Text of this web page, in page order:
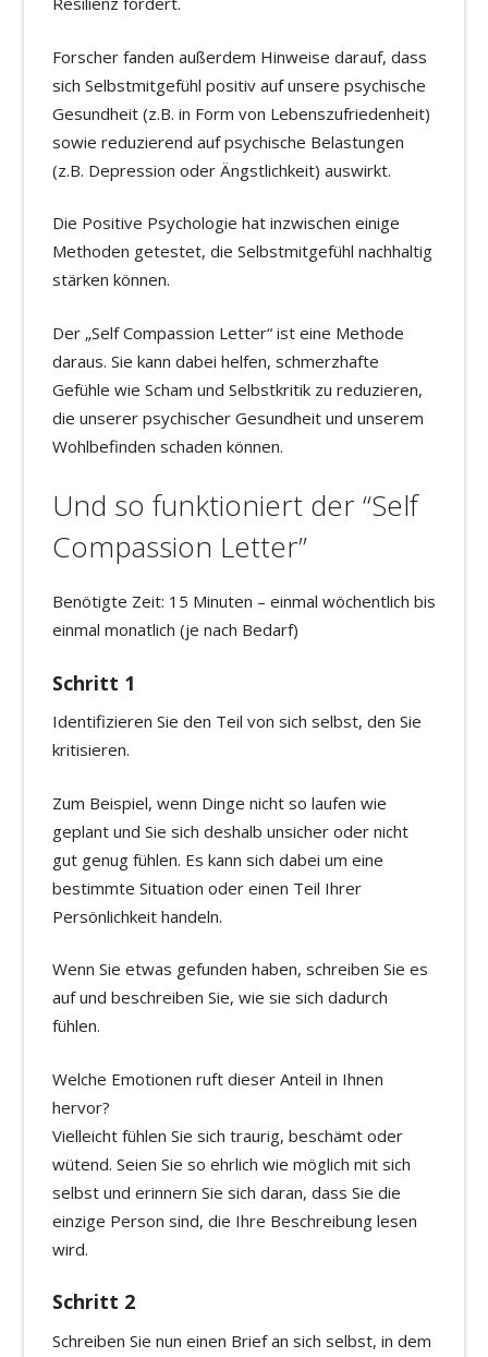
Forscher fanden außerdem Hinweise darauf, dass
sich Selbstmitgefühl positiv auf unsere psychische
Gesundheit (z.B. in Form von Lebenszufriedenheit)
sowie reduzierend auf psychische Belastungen
(z.B. Depression oder Ängstlichkeit) auswirkt.
Die Positive Psychologie hat inzwischen einige
Methoden getestet, die Selbstmitgefühl nachhaltig
stärken können.
Der „Self Compassion Letter“ ist eine Methode
daraus. Sie kann dabei helfen, schmerzhafte
Gefühle wie Scham und Selbstkritik zu reduzieren,
die unserer psychischer Gesundheit und unserem
Wohlbefinden schaden können.
Und so funktioniert der “Self
Compassion Letter”
Benötigte Zeit: 15 Minuten – einmal wöchentlich bis
einmal monatlich (je nach Bedarf)
Schritt 1
Identifizieren Sie den Teil von sich selbst, den Sie
kritisieren.
Zum Beispiel, wenn Dinge nicht so laufen wie
geplant und Sie sich deshalb unsicher oder nicht
gut genug fühlen. Es kann sich dabei um eine
bestimmte Situation oder einen Teil Ihrer
Persönlichkeit handeln.
Wenn Sie etwas gefunden haben, schreiben Sie es
auf und beschreiben Sie, wie sie sich dadurch
fühlen.
Welche Emotionen ruft dieser Anteil in Ihnen
hervor?
Vielleicht fühlen Sie sich traurig, beschämt oder
wütend. Seien Sie so ehrlich wie möglich mit sich
selbst und erinnern Sie sich daran, dass Sie die
einzige Person sind, die Ihre Beschreibung lesen
wird.
Schritt 2
Schreiben Sie nun einen Brief an sich selbst, in dem